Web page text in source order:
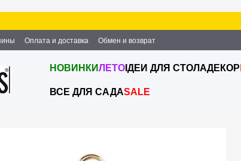
Оплата и доставка
Обмен и возврат
Вакансии Контактная информация
НОВИНКИЛЕТО ІДЕИ ДЛЯ СТОЛАДЕКОР
ВСЕ ДЛЯ САДАSALE